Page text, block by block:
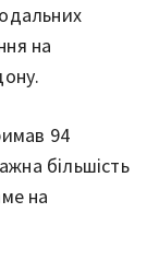
на
94
більшість
на